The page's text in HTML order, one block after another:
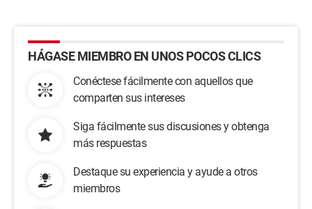
HÁGASE MIEMBRO EN UNOS POCOS CLICS
Conéctese fácilmente con aquellos que
comparten sus intereses
Siga fácilmente sus discusiones y obtenga
más respuestas
Destaque su experiencia y ayude a otros
miembros